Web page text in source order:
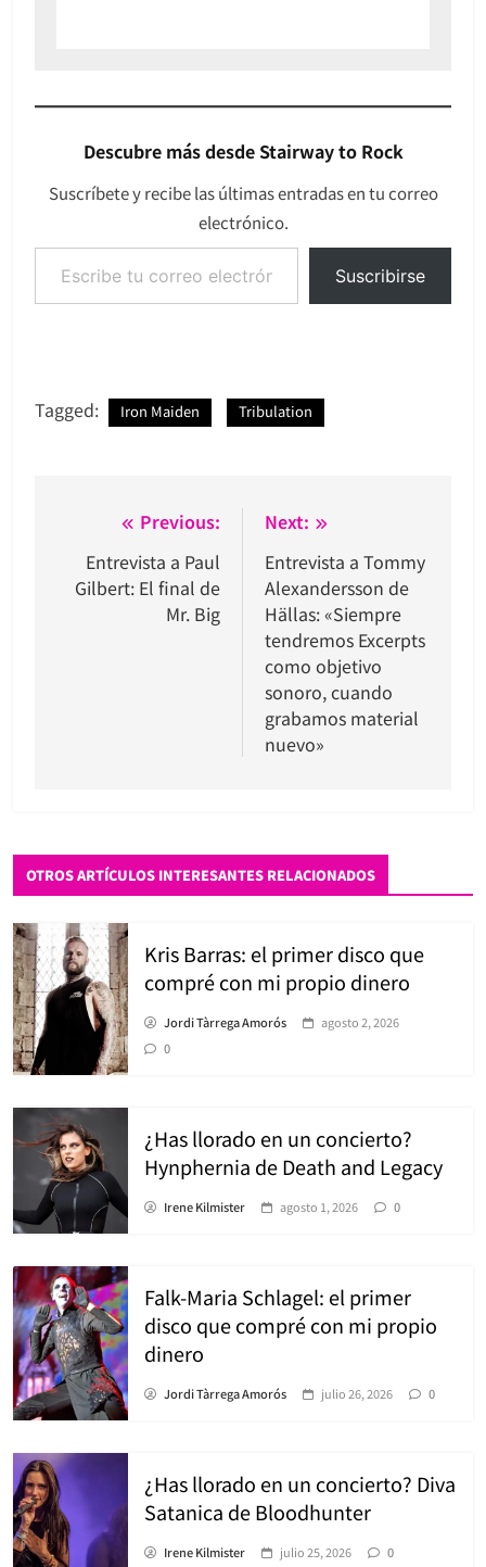
Descubre más desde Stairway to Rock
Suscríbete y recibe las últimas entradas en tu correo
electrónico.
Escribe tu correo electrónico…
Suscribirse
Tagged: Iron Maiden Tribulation
Navegación
entradas
Previous:
Entrevista a Paul
Gilbert: El final de
Mr. Big
Next:
Entrevista a Tommy
Alexandersson de
Hällas: «Siempre
tendremos Excerpts
como objetivo
sonoro, cuando
grabamos material
nuevo»
OTROS ARTÍCULOS INTERESANTES RELACIONADOS
Kris Barras: el primer disco que
compré con mi propio dinero
Jordi Tàrrega Amorós
agosto 2, 2026
0
¿Has llorado en un concierto?
Hynphernia de Death and Legacy
Irene Kilmister agosto 1, 2026 0
Falk-Maria Schlagel: el primer
disco que compré con mi propio
dinero
Jordi Tàrrega Amorós julio 26, 2026 0
¿Has llorado en un concierto? Diva
Satanica de Bloodhunter
Irene Kilmister julio 25, 2026 0